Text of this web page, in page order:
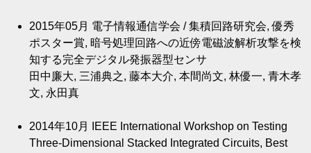
2015年05月 電子情報通信学会 / 集積回路研究会, 優秀
ポスター賞, 暗号処理回路への近傍電磁波解析攻撃を検
知する完全デジタル発振器型センサ
田中廉大, 三浦典之, 藤本大介, 本間尚文, 林優一, 青木孝
文, 永田真
2014年10月
IEEE International Workshop on Testing
Three-Dimensional Stacked Integrated Circuits, Best